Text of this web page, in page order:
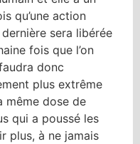
qu’une action
sera libérée
fois que l’on
donc
plus extrême
même dose de
qui a poussé les
plus, à ne jamais